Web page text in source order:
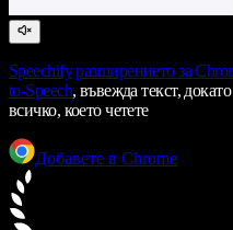
Speechify разширението за
to-Speech, въвежда текст,
всичко, което четете
Добавете в Chrome